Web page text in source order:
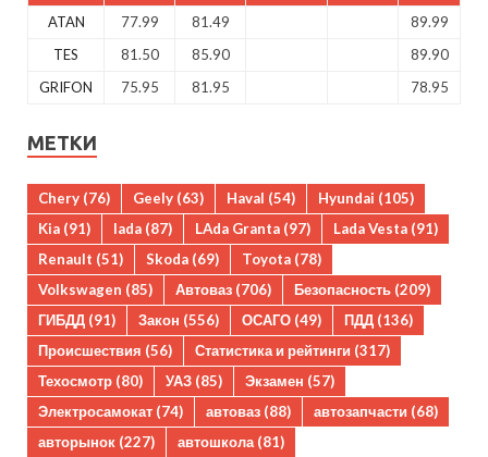
ATAN 77.99 81.49
89.99
TES
81.50 85.90
89.90
GRIFON
75.95 81.95 78.95
МЕТКИ
Chery (76) Geely (63) Haval (54) Hyundai (105)
Kia (91) lada (87) LAda Granta (97) Lada Vesta (91)
Renault (51) Skoda (69) Toyota (78)
Volkswagen (85) Автоваз (706) Безопасность (209)
ГИБДД (91) Закон (556) ОСАГО (49) ПДД (136)
Происшествия (56) Статистика и рейтинги (317)
Техосмотр (80) УАЗ (85) Экзамен (57)
Электросамокат (74) автоваз (88) автозапчасти (68)
авторынок (227) автошкола(81)